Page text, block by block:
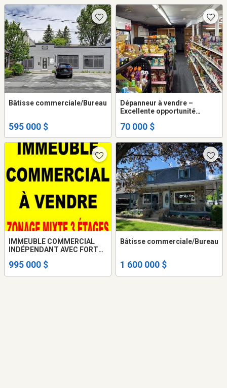
Bâtisse commerciale/Bureau
595 000 $
Dépanneur à vendre –
Excellente opportunité
70 000 $
IMMEUBLE COMMERCIAL
INDÉPENDANT AVEC FORT
REDÉVELOPPEMENT
995 000 $
Bâtisse commerciale/Bureau
1 600 000 $